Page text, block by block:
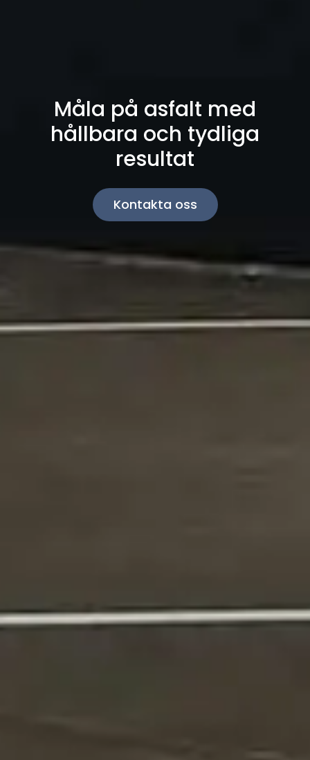
Måla på asfalt med
hållbara och tydliga
resultat
Kontakta oss